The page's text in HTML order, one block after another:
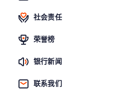
社会责任
荣誉榜
银行新闻
联系我们